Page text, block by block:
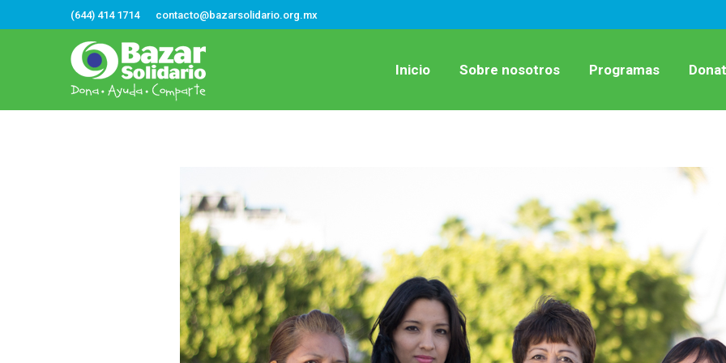
(644) 414 1714 contacto@bazarsolidario.org.mx
Inicio Sobre nosotros Programas